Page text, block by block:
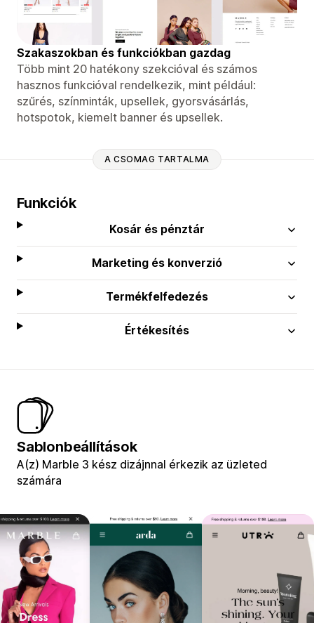
Szakaszokban és funkciókban gazdag
Több mint 20 hatékony szekcióval és számos
hasznos funkcióval rendelkezik, mint például:
szűrés, színminták, upsellek, gyorsvásárlás,
hotspotok, kiemelt banner és upsellek.
A CSOMAG TARTALMA
Funkciók
Kosár és pénztár
Marketing és konverzió
Termékfelfedezés
Értékesítés
Sablonbeállítások
A(z) Marble 3 kész dizájnnal érkezik az üzleted
számára